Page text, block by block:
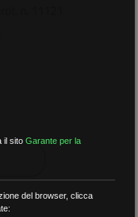
n. 11121
il sitoGarante per la
del browser, clicca